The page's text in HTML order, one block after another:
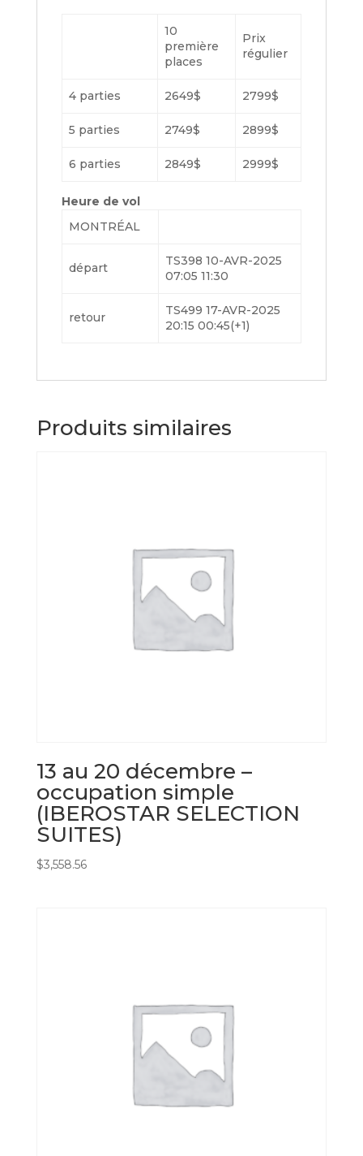
10
première
places
Prix
régulier
4 parties 2649$ 2799$
5 parties 2749$ 2899$
6 parties 2849$ 2999$
Heure de vol
MONTRÉAL
départ
TS398 10-AVR-2025
07:05 11:30
retour
TS499 17-AVR-2025
20:15 00:45(+1)
Produits similaires
13 au 20 décembre –
occupation simple
(IBEROSTAR SELECTION
SUITES)
$3,558.56